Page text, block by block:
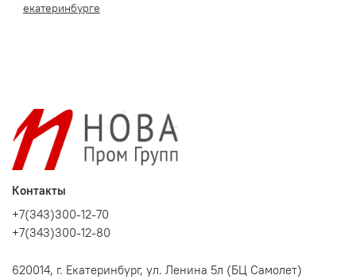
екатеринбурге
Контакты
+7(343)300-12-70
+7(343)300-12-80
620014, г. Екатеринбург, ул. Ленина 5л (БЦ Самолет)